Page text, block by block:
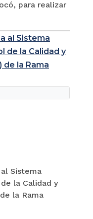
para realizar
al Sistema
de la Calidad y
de la Rama
Sistema
la Calidad y
la Rama